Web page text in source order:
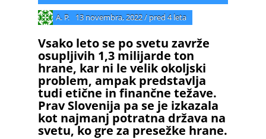
A. P. 13 novembra, 2022/ pred 4 leta
Vsako leto se po svetu zavrže
osupljivih 1,3 milijarde ton
hrane, kar ni le velik okoljski
problem, ampak predstavlja
tudi etične in finančne težave.
Prav Slovenija pa se je izkazala
kot najmanj potratna država na
svetu, ko gre za presežke hrane.